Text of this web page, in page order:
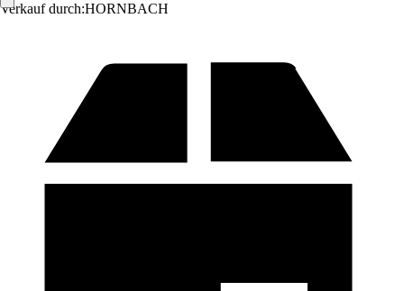
Verkauf durch:HORNBACH